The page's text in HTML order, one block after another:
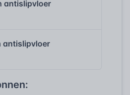
antislipvloer
antislipvloer